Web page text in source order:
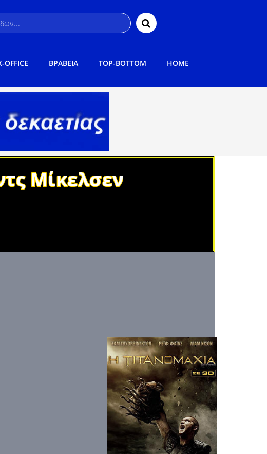
OFFICE ΒΡΑΒΕΙΑ TOP-BOTTOM HOME
Μίκελσεν